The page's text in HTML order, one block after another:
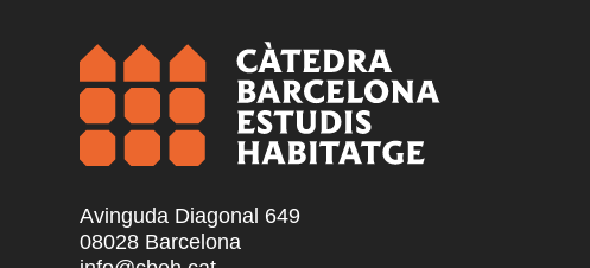
Avinguda Diagonal 649
08028 Barcelona